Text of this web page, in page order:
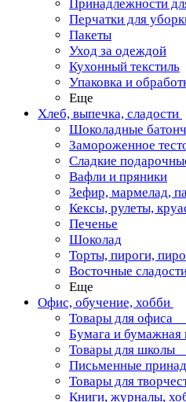
Принадлежности
Перчатки для
Пакеты
Уход за одеждой
Кухонный текстиль
Упаковка и
Еще
Хлеб, выпечка, сладости
Шоколадные
Замороженное
Сладкие
Вафли и пряники
Зефир, мармелад,
Кексы, рулеты,
Печенье
Шоколад
Торты, пироги,
Восточные
Еще
Офис, обучение, хобби
Товары для офиса
Бумага и бумажная
Товары для школы
Письменные
Товары для
Книги, журналы,